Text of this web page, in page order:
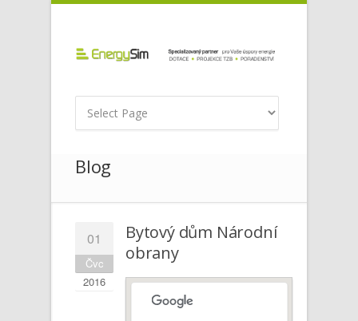
Blog
01
Čvc
2016
Bytový dům Národní
obrany